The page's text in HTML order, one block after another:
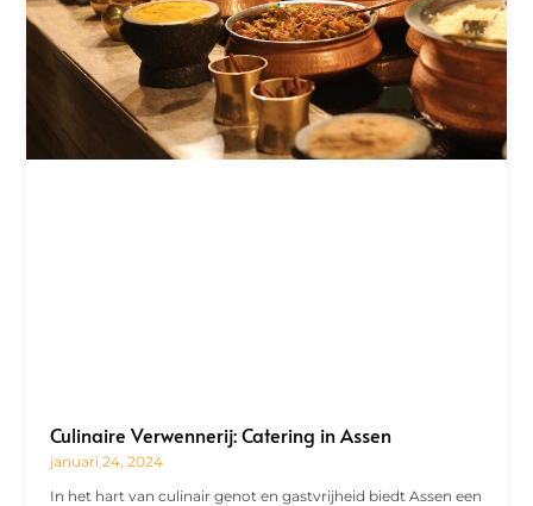
Culinaire Verwennerij: Catering in Assen
januari 24, 2024
In het hart van culinair genot en gastvrijheid biedt Assen een